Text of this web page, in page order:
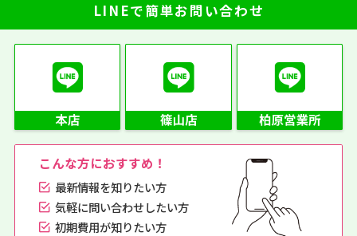
LINEで簡単お問い合わせ
こんな方におすすめ！
最新情報を知りたい方
気軽に問い合わせしたい方
初期費用が知りたい方